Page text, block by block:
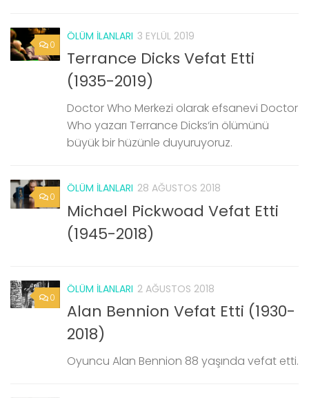
0
ÖLÜM İLANLARI 3 EYLÜL 2019
Terrance Dicks Vefat Etti
(1935-2019)
Doctor Who Merkezi olarak efsanevi Doctor
Who yazarı Terrance Dicks‘in ölümünü
büyük bir hüzünle duyuruyoruz.
0
ÖLÜM İLANLARI 28 AĞUSTOS 2018
Michael Pickwoad Vefat Etti
(1945-2018)
0
ÖLÜM İLANLARI 2 AĞUSTOS 2018
Alan Bennion Vefat Etti (1930-
2018)
Oyuncu Alan Bennion 88 yaşında vefat etti.